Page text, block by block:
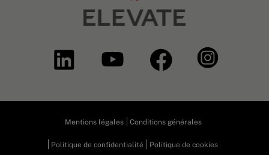
Mentions légales Conditions générales
Politique de confidentialité Politique de cookies